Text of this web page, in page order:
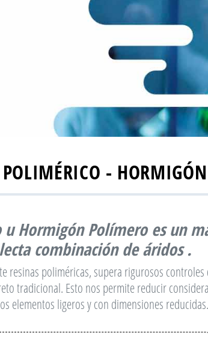
POLIMÉRICO -
Hormigón Polímeroes un
combinación de áridos .
resinas poliméricas, supera rigurosos
tradicional. Esto nos permite reducir
elementos ligeros y con dimensiones reducidas.